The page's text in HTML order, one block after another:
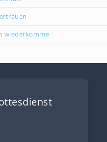
wiederkomme